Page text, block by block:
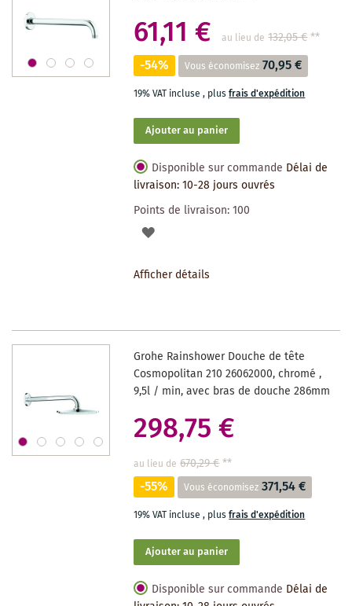
61,11 € au lieu de 132,05 €**
-54% Vous économisez 70,95 €
19% VAT incluse, plusfrais d'expédition
Ajouter au panier
Disponible sur commande Délai de
livraison: 10-28 jours ouvrés
Points de livraison:100
AJOUTER
SOUHAITS
Afficher détails
Grohe Rainshower Douche de tête
Cosmopolitan 210 26062000, chromé ,
9,5l / min, avec bras de douche 286mm
298,75 €
au lieu de 670,29 €**
-55% Vous économisez 371,54 €
19% VAT incluse, plusfrais d'expédition
Ajouter au panier
Disponible sur commande Délai de